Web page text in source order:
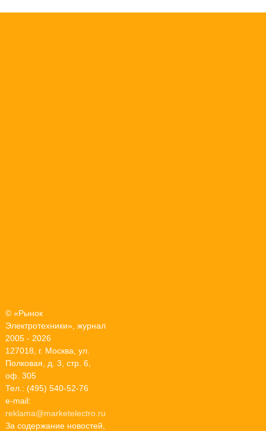
© «Рынок
Электротехники», журнал
2005 - 2026
127018, г. Москва, ул.
Полковая, д. 3, стр. 6,
оф. 305
Тел.: (495) 540-52-76
e-mail:
reklama@marketelectro.ru
За содержание новостей,